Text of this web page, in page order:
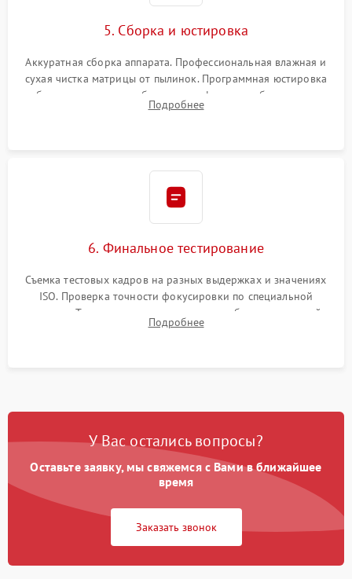
5. Сборка и юстировка
Аккуратная сборка аппарата. Профессиональная влажная и
сухая чистка матрицы от пылинок. Программная юстировка
рабочего отрезка, калибровка автофокуса, стабилизатора и
экспозамера с помощью сервисного ПО.
Подробнее
6. Финальное тестирование
Съемка тестовых кадров на разных выдержках и значениях
ISO. Проверка точности фокусировки по специальной
мишени. Тест записи на карту памяти, работы встроенной
вспышки, микрофона и всех кнопок управления.
Подробнее
У Вас остались вопросы?
Оставьте заявку, мы свяжемся с Вами в ближайшее
время
Заказать звонок